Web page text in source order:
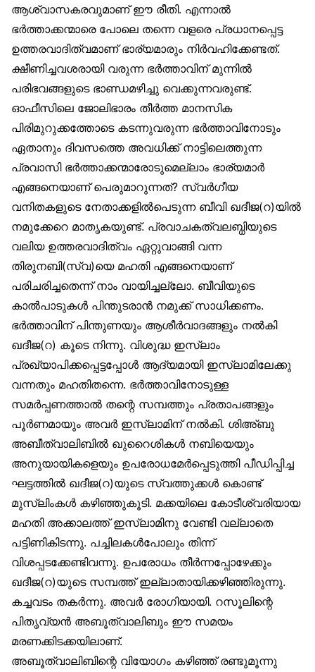
ആശ്വാസകരവുമാണ് ഈ രീതി. എന്നാൽ
ഭർത്താക്കന്മാരെ പോലെ തന്നെ വളരെ പ്രധാനപ്പെട്ട
ഉത്തരവാദിത്വമാണ് ഭാര്യമാരും നിർവഹിക്കേണ്ടത്.
ക്ഷീണിച്ചവശരായി വരുന്ന ഭർത്താവിന് മുന്നിൽ
പരിഭവങ്ങളുടെ ഭാണ്ഡമഴിച്ചു വെക്കുന്നവരുണ്ട്.
ഓഫീസിലെ ജോലിഭാരം തീർത്ത മാനസിക
പിരിമുറുക്കത്തോടെ കടന്നുവരുന്ന ഭർത്താവിനോടും
ഏതാനും ദിവസത്തെ അവധിക്ക് നാട്ടിലെത്തുന്ന
പ്രവാസി ഭർത്താക്കന്മാരോടുമെല്ലാം ഭാര്യമാർ
എങ്ങനെയാണ് പെരുമാറുന്നത്? സ്വർഗീയ
വനിതകളുടെ നേതാക്കളിൽപെടുന്ന ബീവി ഖദീജ(റ)യിൽ
നമുക്കേറെ മാതൃകയുണ്ട്. പ്രവാചകത്വലബ്ധിയുടെ
വലിയ ഉത്തരവാദിത്വം ഏറ്റുവാങ്ങി വന്ന
തിരുനബി(സ്വ)യെ മഹതി എങ്ങനെയാണ്
പരിചരിച്ചതെന്ന് നാം വായിച്ചല്ലോ. ബീവിയുടെ
കാൽപാടുകൾ പിന്തുടരാൻ നമുക്ക് സാധിക്കണം.
ഭർത്താവിന് പിന്തുണയും ആശീർവാദങ്ങളും നൽകി
ഖദീജ(റ) കൂടെ നിന്നു. വിശുദ്ധ ഇസ്‌ലാം
പ്രഖ്യാപിക്കപ്പെട്ടപ്പോൾ ആദ്യമായി ഇസ്‌ലാമിലേക്കു
വന്നതും മഹതിതന്നെ. ഭർത്താവിനോടുള്ള
സമർപ്പണത്താൽ തന്റെ സമ്പത്തും പ്രതാപങ്ങളും
പൂർണമായും അവർ ഇസ്‌ലാമിന് നൽകി. ശിഅ്ബു
അബീത്വാലിബിൽ ഖുറൈശികൾ നബിയെയും
അനുയായികളെയും ഉപരോധമേർപ്പെടുത്തി പീഡിപ്പിച്ച
ഘട്ടത്തിൽ ഖദീജ(റ)യുടെ സ്വത്തുക്കൾ കൊണ്ട്
മുസ്‌ലിംകൾ കഴിഞ്ഞുകൂടി. മക്കയിലെ കോടീശ്വരിയായ
മഹതി അക്കാലത്ത് ഇസ്‌ലാമിനു വേണ്ടി വല്ലാതെ
പട്ടിണികിടന്നു. പച്ചിലകൾപോലും തിന്ന്
വിശപ്പടക്കേണ്ടിവന്നു. ഉപരോധം തീർന്നപ്പോഴേക്കും
ഖദീജ(റ)യുടെ സമ്പത്ത് ഇല്ലാതായിക്കഴിഞ്ഞിരുന്നു.
കച്ചവടം തകർന്നു. അവർ രോഗിയായി. റസൂലിന്റെ
പിതൃവ്യൻ അബൂത്വാലിബും ഈ സമയം
മരണക്കിടക്കയിലാണ്.
അബൂത്വാലിബിന്റെ വിയോഗം കഴിഞ്ഞ് രണ്ടുമൂന്നു